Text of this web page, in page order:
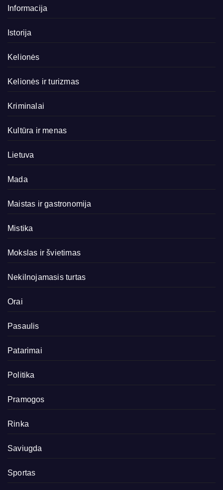
Informacija
Istorija
Kelionės
Kelionės ir turizmas
Kriminalai
Kultūra ir menas
Lietuva
Mada
Maistas ir gastronomija
Mistika
Mokslas ir švietimas
Nekilnojamasis turtas
Orai
Pasaulis
Patarimai
Politika
Pramogos
Rinka
Saviugda
Sportas